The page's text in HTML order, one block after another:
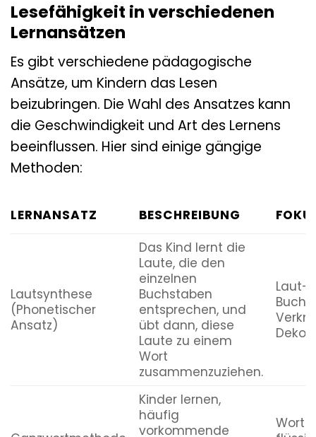
Lesefähigkeit in verschiedenen
Lernansätzen
Es gibt verschiedene pädagogische
Ansätze, um Kindern das Lesen
beizubringen. Die Wahl des Ansatzes kann
die Geschwindigkeit und Art des Lernens
beeinflussen. Hier sind einige gängige
Methoden:
LERNANSATZ BESCHREIBUNG
Lautsynthese
(Phonetischer
Ansatz)
Das Kind lernt die
Laute, die den
einzelnen
Buchstaben
entsprechen, und
übt dann, diese
Laute zu einem
Wort
zusammenzuziehen.
Laut-
Kinder lernen,
häufig
vorkommende